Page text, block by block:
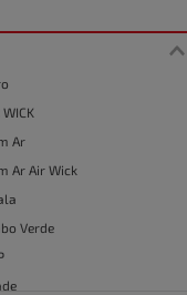
WICK
Ar
Ar Air Wick
Verde